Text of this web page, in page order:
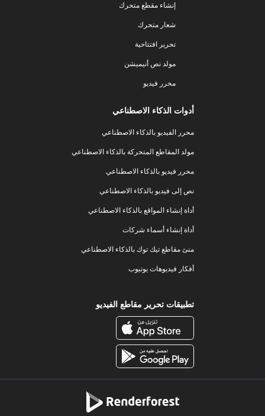
إنشاء مقطع متحرك
شعار متحرك
تحرير افتتاحية
مولد نص أنيميشن
محرر فيديو
أدوات الذكاء الاصطناعي
محرر الفيديو بالذكاء الاصطناعي
مولد المقاطع المتحركة بالذكاء الاصطناعي
محرر فيديو بالذكاء الاصطناعي
نص إلى فيديو بالذكاء الاصطناعي
أداة إنشاء المواقع بالذكاء الاصطناعي
أداة إنشاء أسماء شركات
منئ مقاطع تيك توك بالذكاء الاصطناعي
أفكار فيديوهات يوتيوب
تطبيقات تحرير مقاطع الفيديو